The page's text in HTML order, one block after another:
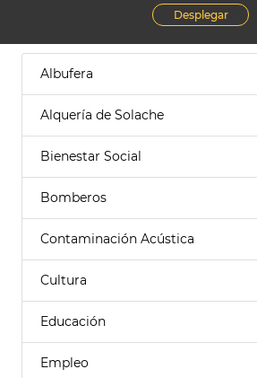
Desplegar
Albufera
Alquería de Solache
Bienestar Social
Bomberos
Contaminación Acústica
Cultura
Educación
Empleo